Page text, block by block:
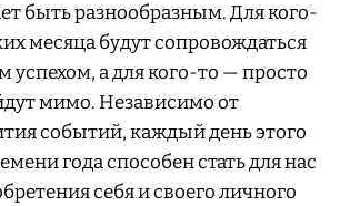
быть разнообразным. Для кого-
месяца будут сопровождаться
а для кого-то — просто
мимо. Независимо от
событий, каждый день этого
года способен стать для нас
себя и своего личного